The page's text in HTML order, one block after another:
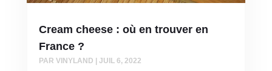
Cream cheese : où en trouver en
France ?
PAR VINYLAND JUIL 6, 2022